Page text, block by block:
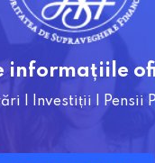
informațiile
| Investiții | Pensii